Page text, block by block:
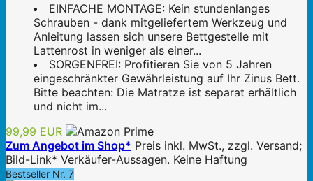
EINFACHE MONTAGE: Kein stundenlanges
Schrauben - dank mitgeliefertem Werkzeug und
Anleitung lassen sich unsere Bettgestelle mit
Lattenrost in weniger als einer...
SORGENFREI: Profitieren Sie von 5 Jahren
eingeschränkter Gewährleistung auf Ihr Zinus Bett.
Bitte beachten: Die Matratze ist separat erhältlich
und nicht im...
99,99 EUR
Zum Angebot im Shop* Preis inkl. MwSt., zzgl. Versand;
Bild-Link* Verkäufer-Aussagen. Keine Haftung
Bestseller Nr. 7